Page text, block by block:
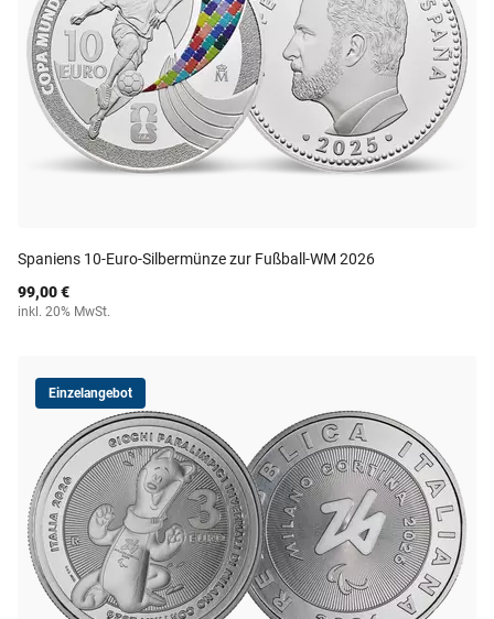
Spaniens 10-Euro-Silbermünze zur Fußball-WM 2026
99,00 €
inkl. 20% MwSt.
Einzelangebot